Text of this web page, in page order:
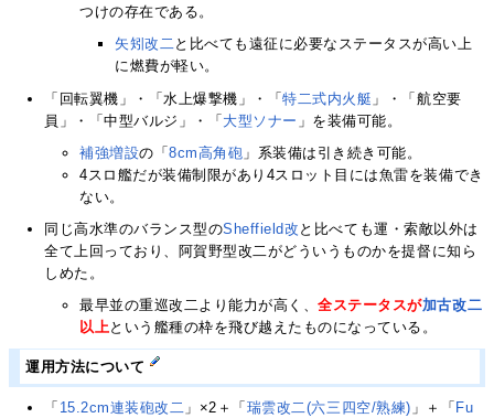
つけの存在である。
矢矧改二と比べても遠征に必要なステータスが高い上
に燃費が軽い。
「回転翼機」・「水上爆撃機」・「特二式内火艇 」・「航空要
員」・「中型バルジ」・「大型ソナー 」を装備可能。
補強増設の「8cm高角砲 」系装備は引き続き可能。
4スロ艦だが装備制限があり4スロット目には魚雷を装備でき
ない。
同じ高水準のバランス型のSheffield改 と比べても運・索敵以外は
全て上回っており、阿賀野型改二がどういうものかを提督に知ら
しめた。
最早並の重巡改二より能力が高く、全ステータスが加古改二
以上 という艦種の枠を飛び越えたものになっている。
運用方法について
「 15.2cm連装砲改二 」×2＋「 瑞雲改二(六三四空/熟練) 」＋「 Fu